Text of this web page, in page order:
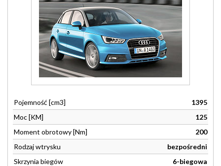
Pojemność [cm3]
1395
Moc [KM]
125
Moment obrotowy [Nm]
200
Rodzaj wtrysku
bezpośredni
Skrzynia biegów
6-biegowa